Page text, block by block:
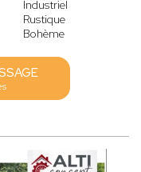
Industriel
Rustique
Bohème